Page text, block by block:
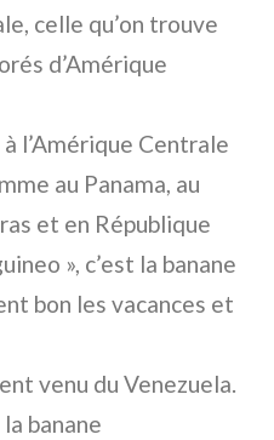
celle qu’on trouve
d’Amérique
l’Amérique Centrale
au Panama, au
et en République
», c’est la banane
bon les vacances et
venu du Venezuela.
la banane